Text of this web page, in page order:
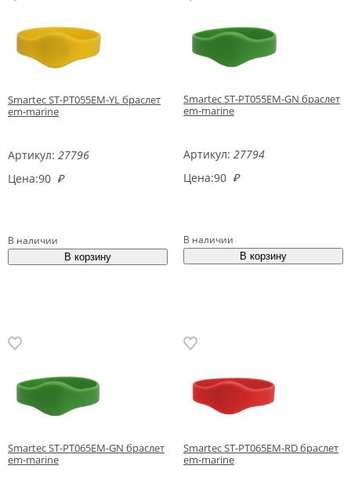
Smartec ST-PT055EM-YL браслет
em-marine
Артикул: 27796
Цена:90 ₽
В наличии
Smartec ST-PT055EM-GN браслет
em-marine
Артикул: 27794
Цена:90 ₽
В наличии
Smartec ST-PT065EM-GN браслет
em-marine
Smartec ST-PT065EM-RD браслет
em-marine